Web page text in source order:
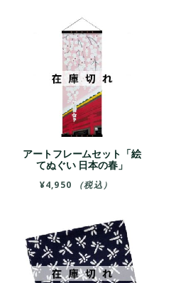
アートフレームセット「絵
てぬぐい 日本の春」
¥4,950 （税込）